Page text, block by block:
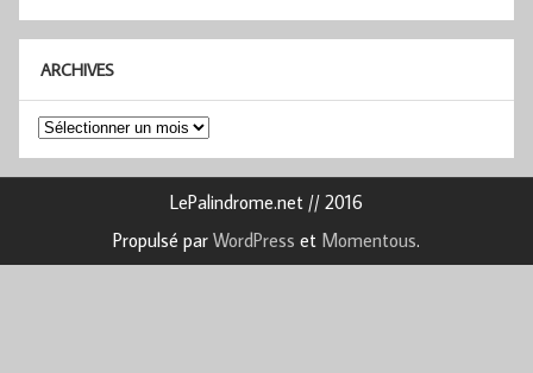
ARCHIVES
Archives
LePalindrome.net // 2016
Propulsé par WordPress et Momentous.